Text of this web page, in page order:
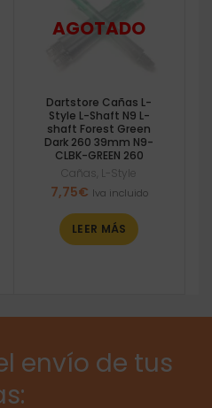
Dartstore Cañas L-
Style L-Shaft N9 L-
shaft Forest Green
Dark 260 39mm N9-
CLBK-GREEN 260
Cañas L-Style
7,75€ Iva incluido
LEER MÁS
envío de tus